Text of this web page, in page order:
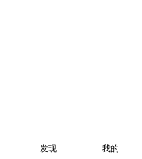
发现 我的